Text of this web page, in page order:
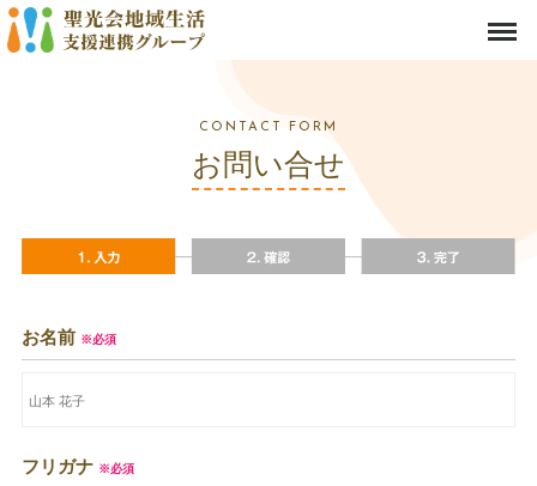
山口県岩国市の地域密着の生活支援連携団体 社会福祉法人聖光会／有限会社福栄／有限
会社正栄福祉会／コパンの森株式会社
CONTACT FORM
お問い合せ
お名前 ※必須
フリガナ ※必須